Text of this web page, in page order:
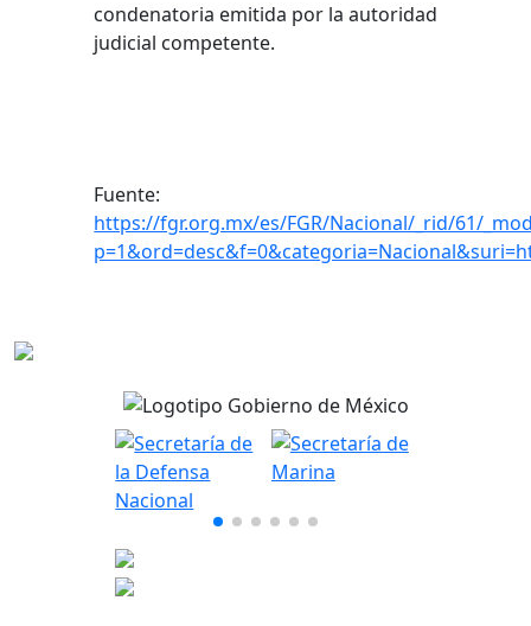
condenatoria emitida por la autoridad
judicial competente.
Fuente:
https://fgr.org.mx/es/FGR/Nacional/_rid/61/